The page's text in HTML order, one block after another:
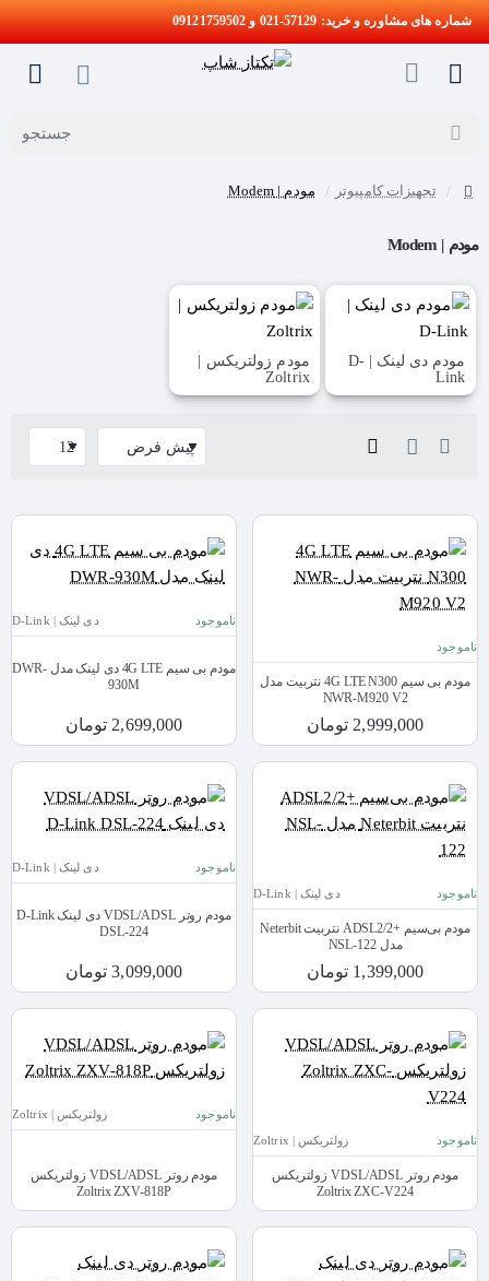
شماره های مشاوره و خرید: 57129-021 و 09121759502
جستجو
تجهیزات کامپیوتر مودم | Modem
مودم | Modem
مودم دی لینک | D-
Link
مودم زولتریکس |
Zoltrix
ناموجود
مودم بی سیم 4G LTE N300 نتربیت مدل
NWR-M920 V2
2,999,000 تومان
ناموجود دی لینک | D-Link
مودم بی سیم 4G LTE دی لینک مدل DWR-
930M
2,699,000 تومان
ناموجود دی لینک | D-Link
مودم بی‌سیم +ADSL2/2 نتربیت Neterbit
مدل NSL-122
1,399,000 تومان
ناموجود دی لینک | D-Link
مودم روتر VDSL/ADSL دی لینک D-Link
DSL-224
3,099,000 تومان
ناموجود زولتریکس | Zoltrix
مودم روتر VDSL/ADSL زولتریکس
Zoltrix ZXC-V224
ناموجود زولتریکس | Zoltrix
مودم روتر VDSL/ADSL زولتریکس
Zoltrix ZXV-818P